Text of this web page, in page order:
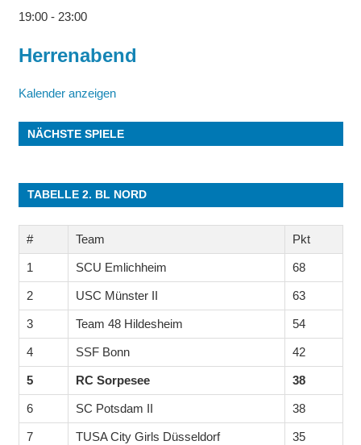
19:00- 23:00
Herrenabend
Kalender anzeigen
NÄCHSTE SPIELE
TABELLE 2. BL NORD
# Team Pkt
1 SCU Emlichheim 68
2 USC Münster II 63
3 Team 48 Hildesheim 54
4 SSF Bonn 42
5 RC Sorpesee 38
6 SC Potsdam II 38
7 TUSA City Girls Düsseldorf 35